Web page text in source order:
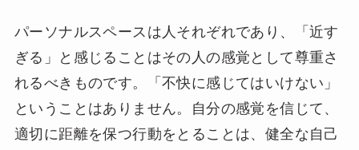
パーソナルスペースは人それぞれであり、「近す
ぎる」と感じることはその人の感覚として尊重さ
れるべきものです。「不快に感じてはいけない」
ということはありません。自分の感覚を信じて、
適切に距離を保つ行動をとることは、健全な自己